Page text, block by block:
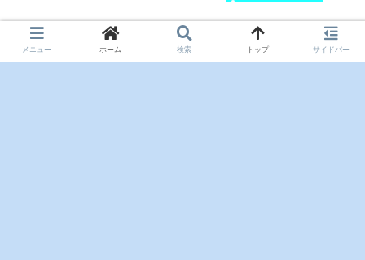
コメント
メニュー ホーム 検索 トップ サイドバー